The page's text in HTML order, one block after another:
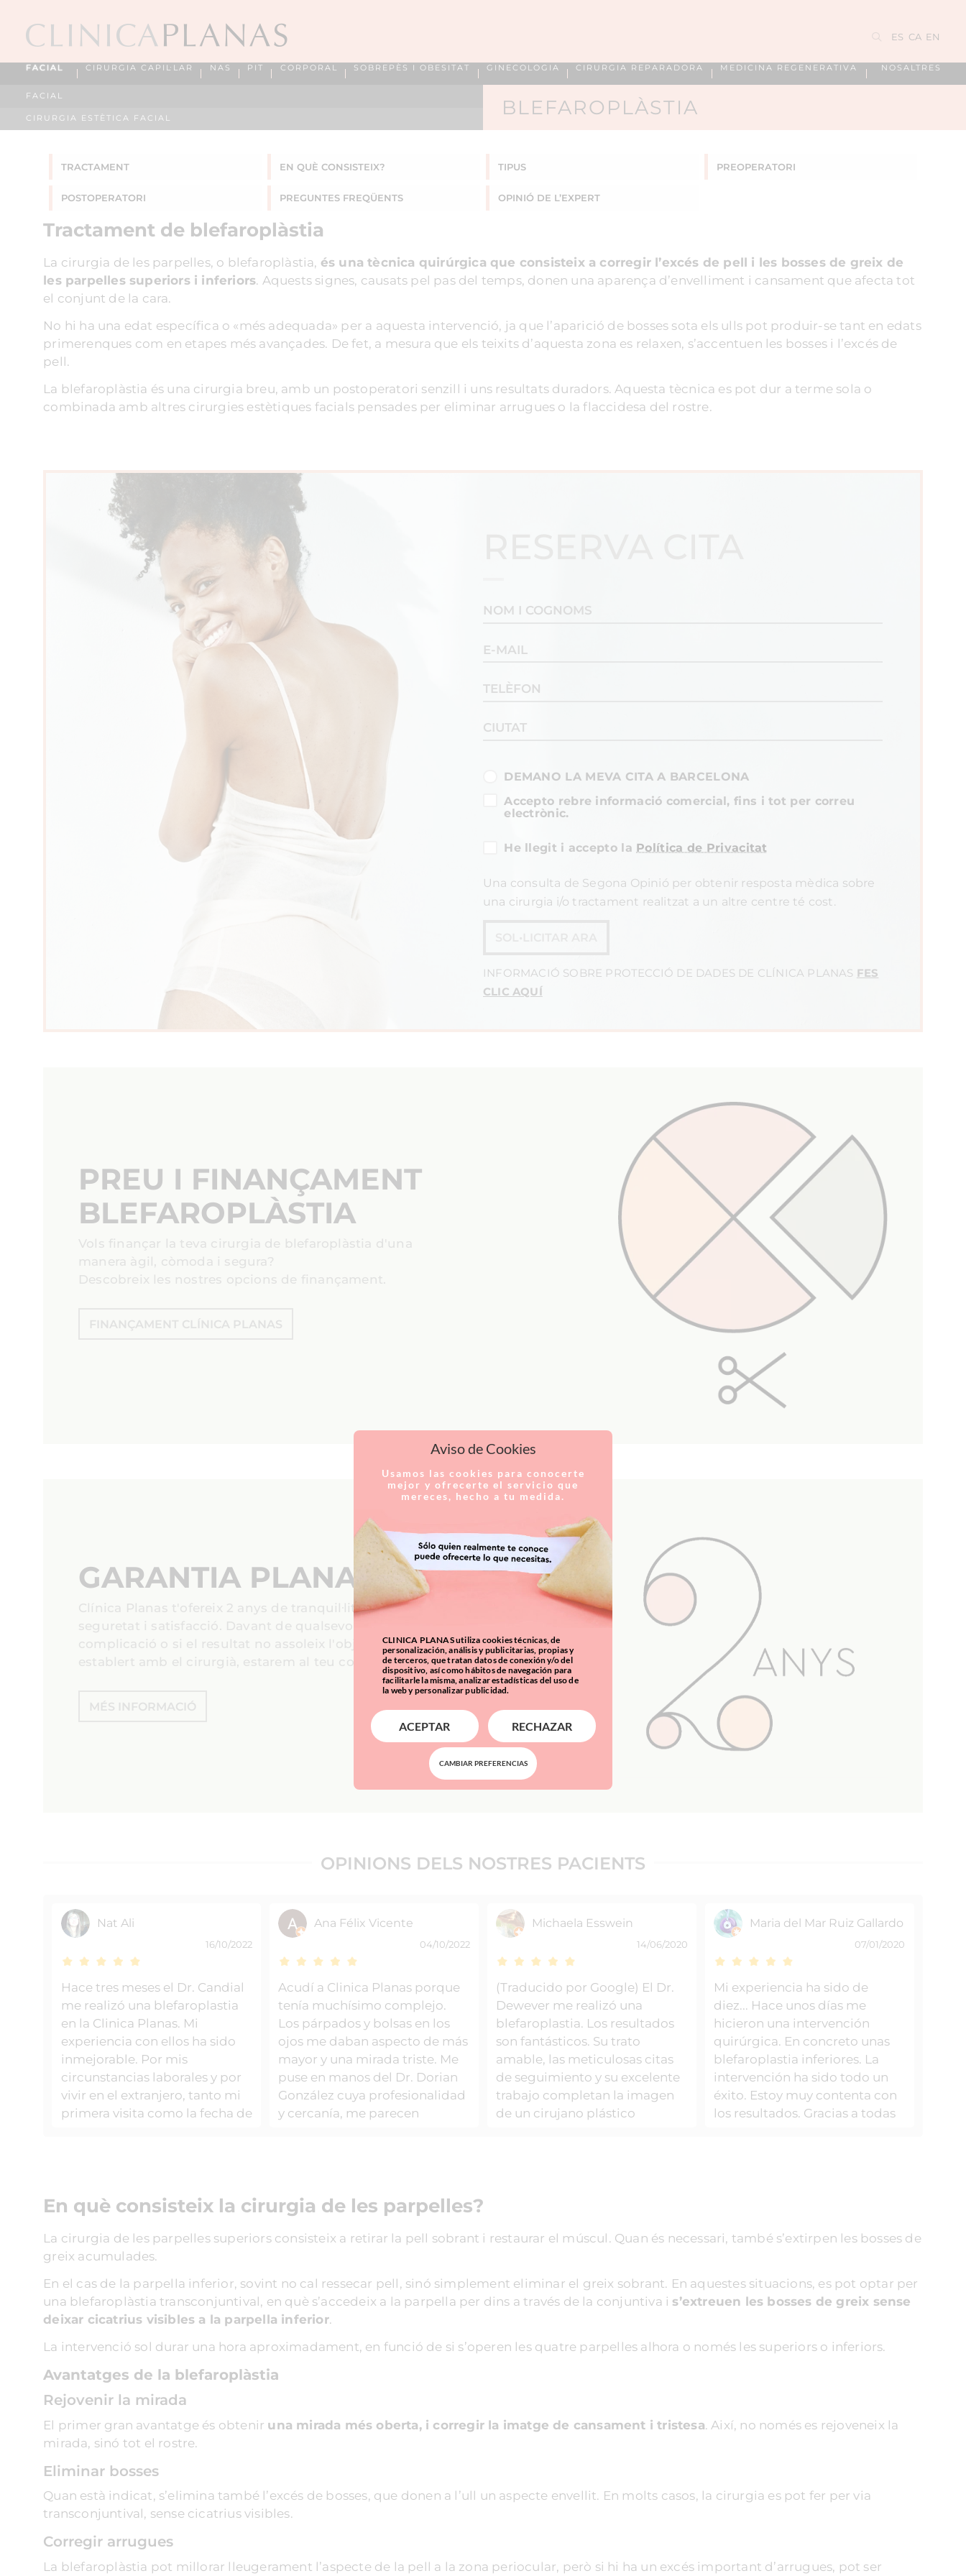
ES CA EN
FACIAL CIRURGIA CAPIL·LAR NAS PIT CORPORAL SOBREPÈS I OBESITAT GINECOLOGIA CIRURGIA REPARADORA MEDICINA REGENERATIVA NOSALTRES
FACIAL
CIRURGIA ESTÈTICA FACIAL BLEFAROPLÀSTIA
TRACTAMENT EN QUÈ CONSISTEIX? TIPUS PREOPERATORI
POSTOPERATORI PREGUNTES FREQÜENTS OPINIÓ DE L’EXPERT
Tractament de blefaroplàstia
La cirurgia de les parpelles, o blefaroplàstia, és una tècnica quirúrgica que consisteix a corregir l’excés de pell i les bosses de greix de
les parpelles superiors i inferiors. Aquests signes, causats pel pas del temps, donen una aparença d’envelliment i cansament que afecta tot
el conjunt de la cara.
No hi ha una edat específica o «més adequada» per a aquesta intervenció, ja que l’aparició de bosses sota els ulls pot produir-se tant en edats
primerenques com en etapes més avançades. De fet, a mesura que els teixits d’aquesta zona es relaxen, s’accentuen les bosses i l’excés de
pell.
La blefaroplàstia és una cirurgia breu, amb un postoperatori senzill i uns resultats duradors. Aquesta tècnica es pot dur a terme sola o
combinada amb altres cirurgies estètiques facials pensades per eliminar arrugues o la flaccidesa del rostre.
DEMANO LA MEVA CITA A BARCELONA
Accepto rebre informació comercial, fins i tot per correu
electrònic.
He llegit i accepto la Política de Privacitat
Una consulta de Segona Opinió per obtenir resposta mèdica sobre
una cirurgia i/o tractament realitzat a un altre centre té cost.
INFORMACIÓ SOBRE PROTECCIÓ DE DADES DE CLÍNICA PLANAS FES
CLIC AQUÍ
PREU I FINANÇAMENT
BLEFAROPLÀSTIA
Vols finançar la teva cirurgia de blefaroplàstia d'una
manera àgil, còmoda i segura?
Descobreix les nostres opcions de finançament.
FINANÇAMENT CLÍNICA PLANAS
GARANTIA PLANAS
Clínica Planas t'ofereix 2 anys de tranquil·litat,
seguretat i satisfacció. Davant de qualsevol
complicació o si el resultat no assoleix l'objectiu
establert amb el cirurgià, estarem al teu costat.
MÉS INFORMACIÓ
OPINIONS DELS NOSTRES PACIENTS
Nat Ali
16/10/2022
Hace tres meses el Dr. Candial
me realizó una blefaroplastia
en la Clinica Planas. Mi
experiencia con ellos ha sido
inmejorable. Por mis
circunstancias laborales y por
vivir en el extranjero, tanto mi
primera visita como la fecha de
coordinar vuelos y vacaciones.
Patricia de Atencion al cliente
se encargó de ayudarme a
prepararlo todo de forma
paciencia y comprensión,
hicieron todo el proceso
mucho mas fácil. Una vez
entras en la Clinica , todo el
cuidan con mucho esmero. En
mi caso la operacion fue un
exito. Salí de la clinica a las
pocas horas de la intervencion,
dias son un poco molestos por
la inflamación pero se
sobrellevan perfectamente con
antiinflamatorios. A los 7 dias
volví para la retirada de los
Ana Félix Vicente
04/10/2022
Acudí a Clinica Planas porque
tenía muchísimo complejo.
Los párpados y bolsas en los
ojos me daban aspecto de más
mayor y una mirada triste. Me
puse en manos del Dr. Dorian
González cuya profesionalidad
y cercanía, me parecen
dolor, solo alguna molestia y
me siento la mujer más feliz
del mundo. Me he quitado por
por 100. Lo recomiendo
incondicionalmente. Mil
gracias al Dr. González y a todo
su equipo.!!!
Michaela Esswein
14/06/2020
(Traducido por Google) El Dr.
Dewever me realizó una
blefaroplastia. Los resultados
son fantásticos. Su trato
amable, las meticulosas citas
de seguimiento y su excelente
trabajo completan la imagen
de un cirujano plástico
fantastic. His friendly manner,
excellent work complete the
picture of an outstanding
recommendation. Not to
Maria del Mar Ruiz Gallardo
07/01/2020
Mi experiencia ha sido de
diez... Hace unos días me
hicieron una intervención
quirúrgica. En concreto unas
blefaroplastia inferiores. La
intervención ha sido todo un
éxito. Estoy muy contenta con
los resultados. Gracias a todas
En què consisteix la cirurgia de les parpelles?
La cirurgia de les parpelles superiors consisteix a retirar la pell sobrant i restaurar el múscul. Quan és necessari, també s’extirpen les bosses de
greix acumulades.
En el cas de la parpella inferior, sovint no cal ressecar pell, sinó simplement eliminar el greix sobrant. En aquestes situacions, es pot optar per
una blefaroplàstia transconjuntival, en què s’accedeix a la parpella per dins a través de la conjuntiva i s’extreuen les bosses de greix sense
deixar cicatrius visibles a la parpella inferior.
La intervenció sol durar una hora aproximadament, en funció de si s’operen les quatre parpelles alhora o només les superiors o inferiors.
Avantatges de la blefaroplàstia
Rejovenir la mirada
El primer gran avantatge és obtenir una mirada més oberta, i corregir la imatge de cansament i tristesa. Així, no només es rejoveneix la
mirada, sinó tot el rostre.
Eliminar bosses
Quan està indicat, s’elimina també l’excés de bosses, que donen a l’ull un aspecte envellit. En molts casos, la cirurgia es pot fer per via
transconjuntival, sense cicatrius visibles.
Corregir arrugues
La blefaroplàstia pot millorar lleugerament l’aspecte de la pell a la zona periocular, però si hi ha un excés important d’arrugues, pot ser
Aviso de Cookies
Usamos las cookies para conocerte
mejor y ofrecerte el servicio que
mereces, hecho a tu medida.
CLINICA PLANAS utiliza cookies técnicas, de
personalización, análisis y publicitarias, propias y
de terceros, que tratan datos de conexión y/o del
dispositivo, así como hábitos de navegación para
facilitarle la misma, analizar estadísticas del uso de
la web y personalizar publicidad.
ACEPTAR RECHAZAR
CAMBIAR PREFERENCIAS